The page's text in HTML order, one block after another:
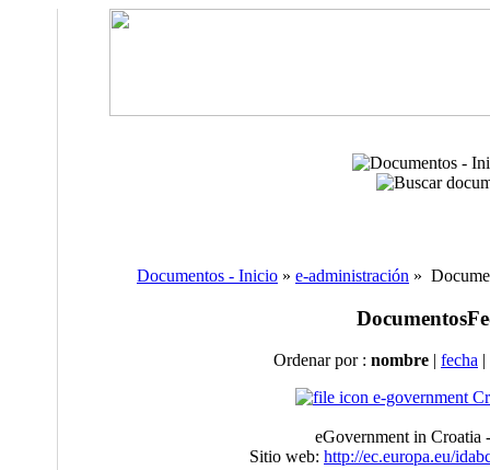
Documentos - Inicio » e-administración »
Documentos
Ordenar por : nombre | fecha |
e-government
eGovernment in Croatia
Sitio web: http://ec.europa.eu/